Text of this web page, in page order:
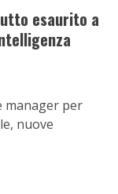
esaurito a
manager per
nuove